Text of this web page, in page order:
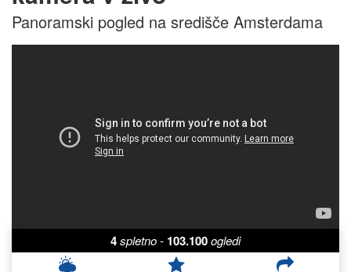
Panoramski pogled na središče Amsterdama
4spletno- 103.100ogledi